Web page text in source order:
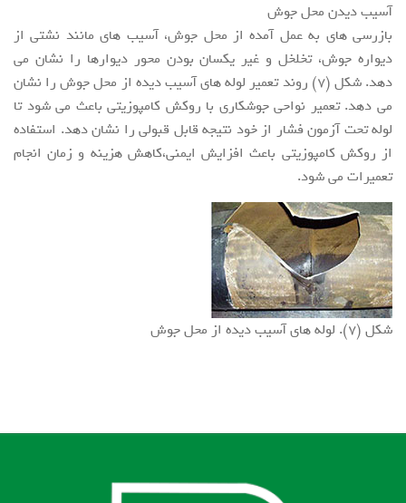
آسیب دیدن محل جوش
بازرسی های به عمل آمده از محل جوش، آسیب های مانند نشتی از
دیواره جوش، تخلخل و غیر یکسان بودن محور دیوارها را نشان می
دهد. شکل (7) روند تعمیر لوله های آسیب دیده از محل جوش را نشان
می دهد. تعمیر نواحی جوشکاری با روکش کامپوزیتی باعث می شود تا
لوله تحت آزمون فشار از خود نتیجه قابل قبولی را نشان دهد. استفاده
از روکش کامپوزیتی باعث افزایش ایمنی،کاهش هزینه و زمان انجام
تعمیرات می شود.
شکل (7). لوله های آسیب دیده از محل جوش